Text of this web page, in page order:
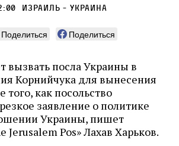
Израиль - Украина
Поделиться
Поделиться
вызвать посла Украины в
Корнийчука для вынесения
того, как посольство
заявление о политике
Украины, пишет
Jerusalem Pos» Лахав Харьков.